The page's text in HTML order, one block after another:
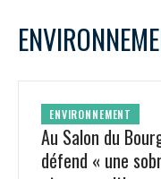
PRÉSENTATION
NOTRE VISION
ORGANISATION
L
5
12
ENVIRONNEMENT
Au Salon du
défend « une
Rejoignez une